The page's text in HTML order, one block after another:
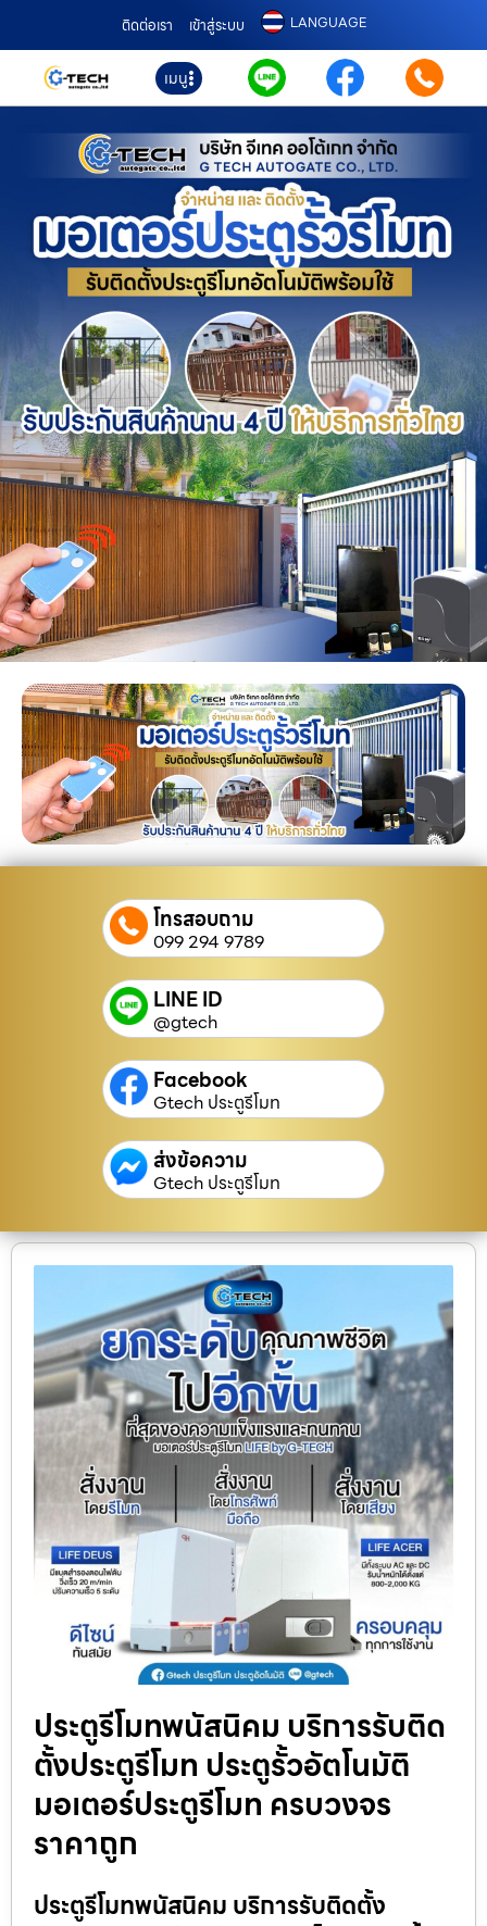
ติดต่อเรา เข้าสู่ระบบ LANGUAGE
เมนู
โทรสอบถาม
099 294 9789
LINE ID
@gtech
Facebook
Gtech ประตูรีโมท
ส่งข้อความ
Gtech ประตูรีโมท
ประตูรีโมทพนัสนิคม บริการรับติด
ตั้งประตูรีโมท ประตูรั้วอัตโนมัติ
มอเตอร์ประตูรีโมท ครบวงจร
ราคาถูก
ประตูรีโมทพนัสนิคม บริการรับติดตั้ง